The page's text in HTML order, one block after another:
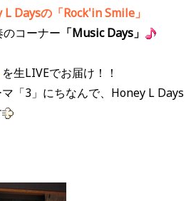
L Daysの「Rock'in Smile」
コーナー 「Music Days」
を生LIVEでお届け！！
「3」にちなんで、Honey L Days